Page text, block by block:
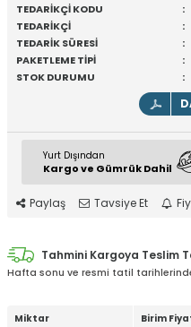
TEDARİKÇİ KODU :
TEDARİKÇİ :
TEDARİK SÜRESİ :
PAKETLEME TİPİ :
STOK DURUMU :
Yurt Dışından
Kargo ve Gümrük Dahil
Paylaş Tavsiye Et
Tahmini Kargoya Teslim
Hafta sonu ve resmi tatil
Miktar
Birim